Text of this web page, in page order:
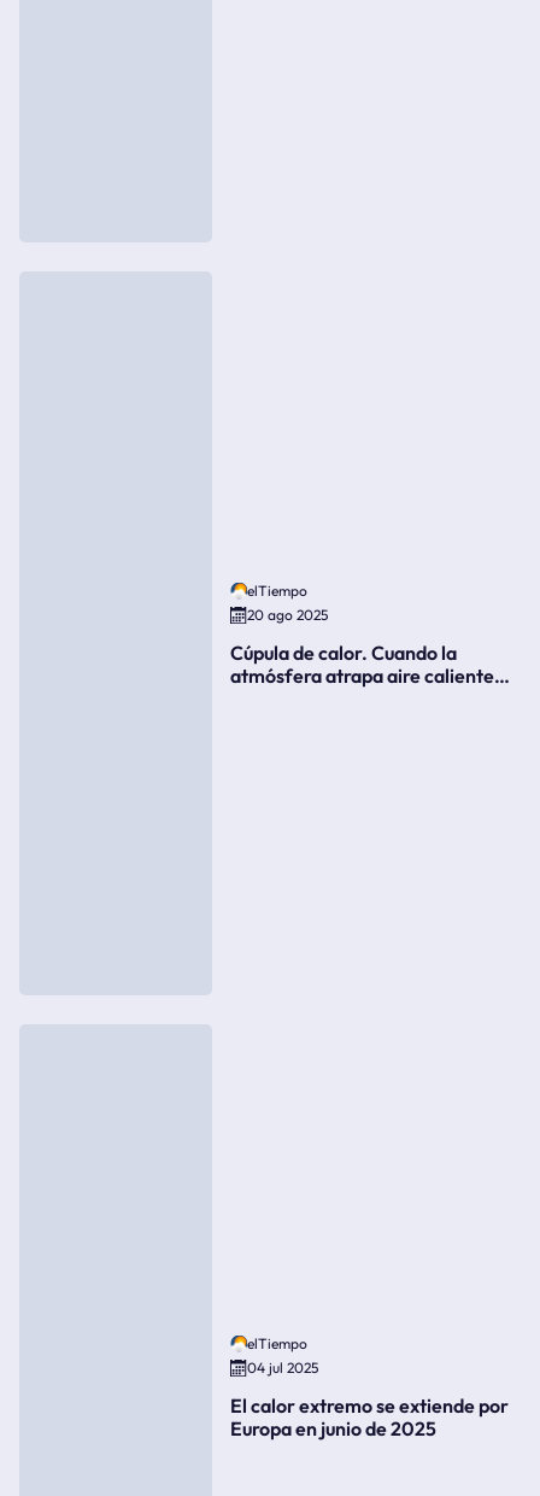
elTiempo
20 ago 2025
Cúpula de calor. Cuando la
atmósfera atrapa aire caliente
elTiempo
04 jul 2025
El calor extremo se extiende por
Europa en junio de 2025